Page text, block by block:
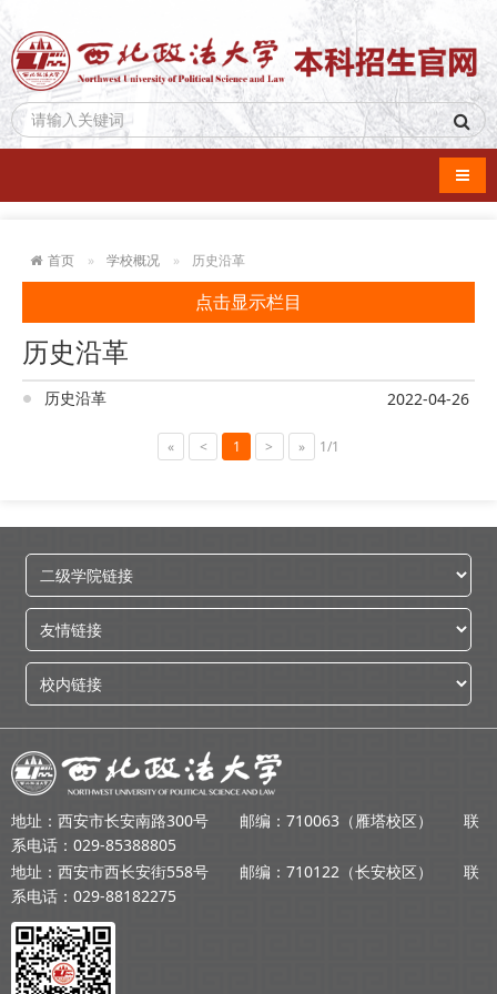
导航
首页 学校概况 历史沿革
点击显示栏目
历史沿革
历史沿革 2022-04-26
« < 1 > » 1/1
地址：西安市长安南路300号 邮编：710063（雁塔校区） 联
系电话：029-85388805
地址：西安市西长安街558号 邮编：710122（长安校区） 联
系电话：029-88182275